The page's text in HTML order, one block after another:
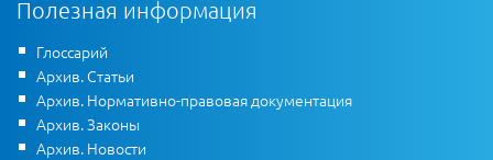
Полезная информация
Глоссарий
Архив. Статьи
Архив. Нормативно-правовая документация
Архив. Законы
Архив. Новости